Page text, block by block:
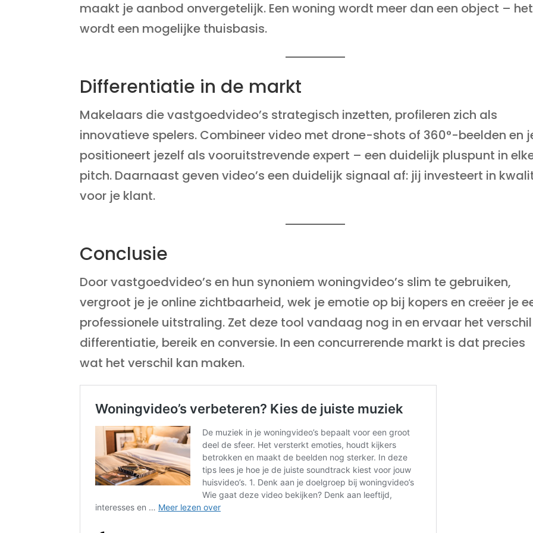
maakt je aanbod onvergetelijk. Een woning wordt meer dan een object – het
wordt een mogelijke thuisbasis.
Differentiatie in de markt
Makelaars die vastgoedvideo’s strategisch inzetten, profileren zich als
innovatieve spelers. Combineer video met drone-shots of 360°-beelden en
positioneert jezelf als vooruitstrevende expert – een duidelijk pluspunt in
pitch. Daarnaast geven video’s een duidelijk signaal af: jij investeert in
voor je klant.
Conclusie
Door vastgoedvideo’s en hun synoniem woningvideo’s slim te gebruiken,
vergroot je je online zichtbaarheid, wek je emotie op bij kopers en creëer je
professionele uitstraling. Zet deze tool vandaag nog in en ervaar het
differentiatie, bereik en conversie. In een concurrerende markt is dat precies
wat het verschil kan maken.